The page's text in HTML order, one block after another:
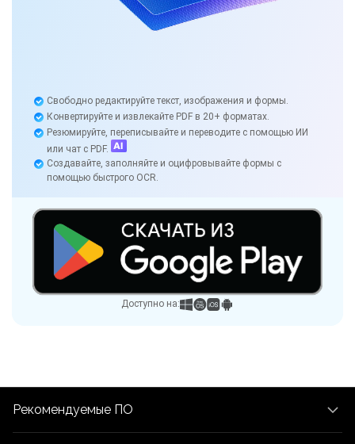
Свободно редактируйте текст, изображения и формы.
Конвертируйте и извлекайте PDF в 20+ форматах.
Резюмируйте, переписывайте и переводите с помощью ИИ
или чат с PDF.
Создавайте, заполняйте и оцифровывайте формы с
помощью быстрого OCR.
Доступно на:
Рекомендуемые ПО